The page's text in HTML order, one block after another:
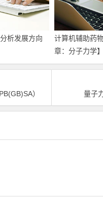
析发展方向
计算机辅助药
章：分子力学】
）
量子